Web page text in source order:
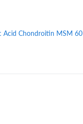
Acid Chondroitin MSM 60